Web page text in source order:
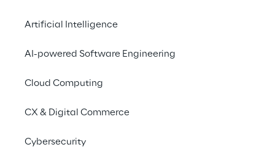
Artificial Intelligence
AI-powered Software Engineering
Cloud Computing
CX & Digital Commerce
Cybersecurity
Platinum Solution
Partner da parte di
Condividi con un amico